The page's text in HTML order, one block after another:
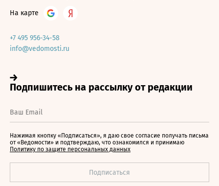
На карте
+7 495 956-34-58
info@vedomosti.ru
Нажимая кнопку «Подписаться», я даю свое согласие получать письма
от «Ведомости» и подтверждаю, что ознакомился и принимаю
Политику по защите персональных данных